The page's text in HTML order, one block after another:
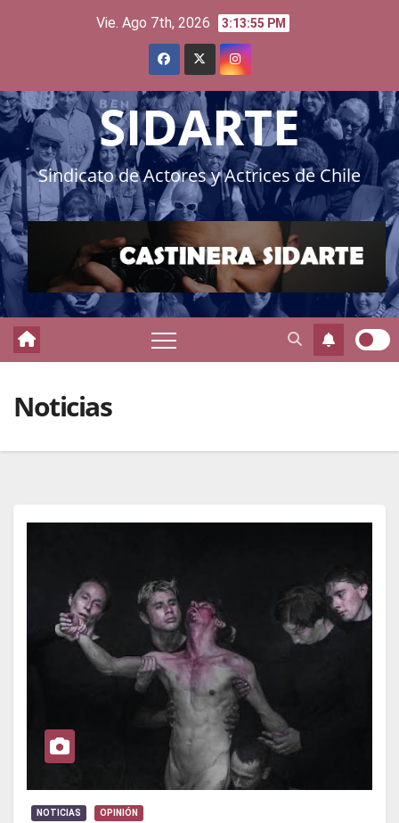
Vie. Ago 7th, 2026 3:13:57 PM
SIDARTE
Sindicato de Actores y Actrices de Chile
Noticias
NOTICIAS OPINIÓN